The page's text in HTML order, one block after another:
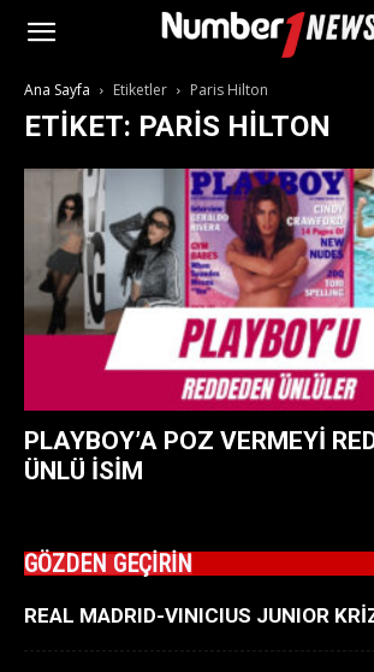
Ana Sayfa Etiketler Paris Hilton
ETIKET: PARIS HILTON
PLAYBOY’A POZ VERMEYI
ÜNLÜ İSIM
GÖZDEN GEÇİRİN
REAL MADRID-VINICIUS JUNIOR